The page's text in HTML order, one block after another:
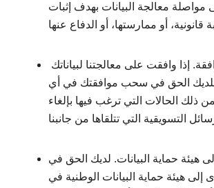
مواصلة معالجة البيانات بهدف إثبات
الحق في سحب موافقتك في أي
ذلك الحالات التي ترغب فيها بإلغاء
هيئة حماية البيانات. لديك الحق في
إلى هيئة حماية البيانات الوطنية في